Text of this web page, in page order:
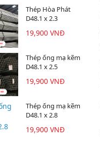
Thép Hòa Phát
D48.1 x 2.3
19,900 VNĐ
Thép ống mạ kẽm
D48.1 x 2.5
19,900 VNĐ
Thép ống mạ kẽm
D48.1 x 2.8
19,900 VNĐ